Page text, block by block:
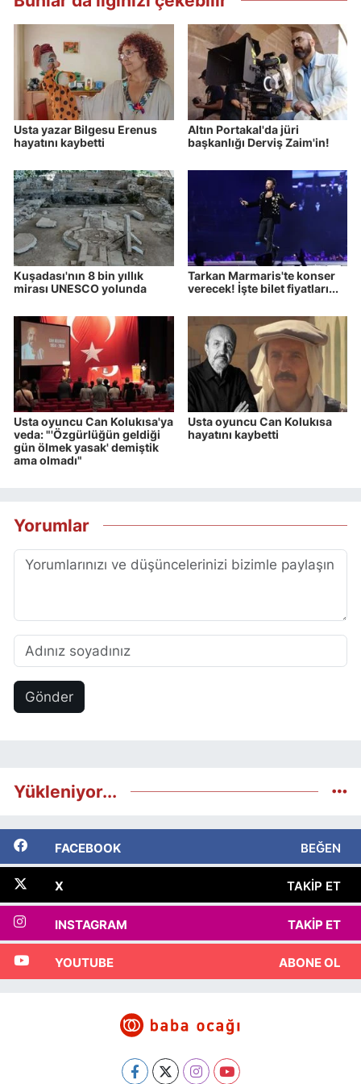
Usta yazar Bilgesu Erenus
hayatını kaybetti
Altın Portakal'da jüri
başkanlığı Derviş Zaim'in!
Kuşadası'nın 8 bin yıllık
mirası UNESCO yolunda
Tarkan Marmaris'te konser
verecek! İşte bilet fiyatları...
Usta oyuncu Can Kolukısa'ya
veda: "'Özgürlüğün geldiği
gün ölmek yasak' demiştik
ama olmadı"
Usta oyuncu Can Kolukısa
hayatını kaybetti
Yorumlar
Gönder
Yükleniyor...
FACEBOOK BEĞEN
X TAKIP ET
INSTAGRAM TAKIP ET
YOUTUBE ABONE OL